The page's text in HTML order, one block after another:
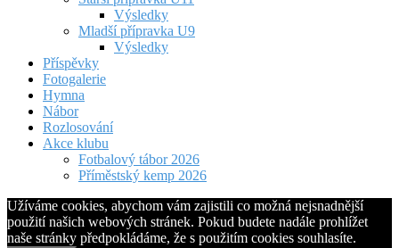
Výsledky
Mladší přípravka U9
Výsledky
Příspěvky
Fotogalerie
Hymna
Nábor
Rozlosování
Akce klubu
Fotbalový tábor 2026
Příměstský kemp 2026
Užíváme cookies, abychom vám zajistili co možná nejsnadnější
použití našich webových stránek. Pokud budete nadále prohlížet
naše stránky předpokládáme, že s použitím cookies souhlasíte.